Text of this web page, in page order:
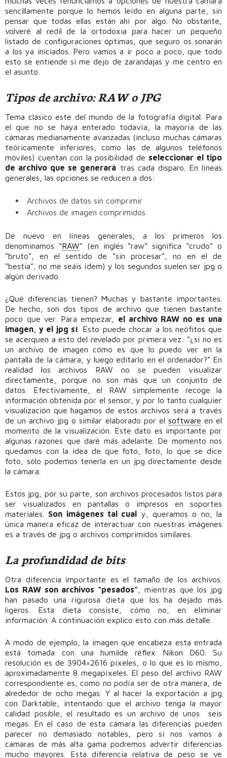
sencillamente porque lo hemos leído en alguna parte, sin
pensar que todas ellas están ahí por algo. No obstante,
volveré al redil de la ortodoxia para hacer un pequeño
listado de configuraciones óptimas, que seguro os sonarán
a los ya iniciados. Pero vamos a ir poco a poco, que todo
esto se entiende si me dejo de zarandajas y me centro en
el asunto.
Tipos de archivo: RAW o JPG
Tema clásico este del mundo de la fotografía digital. Para
el que no se haya enterado todavía, la mayoría de las
cámaras medianamente avanzadas (incluso muchas cámaras
teóricamente inferiores, como las de algunos teléfonos
móviles) cuentan con la posibilidad de seleccionar el tipo
de archivo que se generará tras cada disparo. En líneas
generales, las opciones se reducen a dos:
Archivos de datos sin comprimir
Archivos de imagen comprimidos
De nuevo en líneas generales, a los primeros los
denominamos “RAW” (en inglés “raw” significa “crudo” o
“bruto”, en el sentido de “sin procesar”, no en el de
“bestia”, no me seáis ídem) y los segundos suelen ser jpg o
algún derivado.
¿Qué diferencias tienen? Muchas y bastante importantes.
De hecho, son dos tipos de archivo que tienen bastante
poco que ver. Para empezar, el archivo RAW no es una
imagen, y el jpg sí . Esto puede chocar a los neófitos que
se acerquen a esto del revelado por primera vez: “¿si no es
un archivo de imagen cómo es que lo puedo ver en la
pantalla de la cámara, y luego editarlo en el ordenador?” En
realidad los archivos RAW no se pueden visualizar
directamente, porque no son más que un conjunto de
datos. Efectivamente, el RAW simplemente recoge la
información obtenida por el sensor, y por lo tanto cualquier
visualización que hagamos de estos archivos será a través
de un archivo jpg o similar elaborado por el software en el
momento de la visualización. Este dato es importante por
algunas razones que daré más adelante. De momento nos
quedamos con la idea de que foto, foto, lo que se dice
foto, sólo podemos tenerla en un jpg directamente desde
la cámara.
Estos jpg, por su parte, son archivos procesados listos para
ser visualizados en pantallas o impresos en soportes
materiales. Son imágenes tal cual y, queramos o no, la
única manera eficaz de interactuar con nuestras imágenes
es a través de jpg o archivos comprimidos similares.
La profundidad de bits
Otra diferencia importante es el tamaño de los archivos.
Los RAW son archivos “pesados” , mientras que los jpg
han pasado una rigurosa dieta que los ha dejado más
ligeros. Esta dieta consiste, cómo no, en eliminar
información. A continuación explico esto con más detalle.
A modo de ejemplo, la imagen que encabeza esta entrada
está tomada con una humilde réflex Nikon D60. Su
resolución es de 3904×2616 píxeles, o lo que es lo mismo,
aproximadamente 8 megapíxeles. El peso del archivo RAW
correspondiente es, como no podía ser de otra manera, de
alrededor de ocho megas. Y al hacer la exportación a jpg
con Darktable, intentando que el archivo tenga la mayor
calidad posible, el resultado es un archivo de unos seis
megas. En el caso de esta cámara las diferencias pueden
parecer no demasiado notables, pero si nos vamos a
cámaras de más alta gama podremos advertir diferencias
mucho mayores. Esta diferencia relativa de peso se ve